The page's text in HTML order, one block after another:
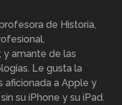
de Historia,
y amante de las
Le gusta la
aficionada a Apple y
su iPhone y su iPad.